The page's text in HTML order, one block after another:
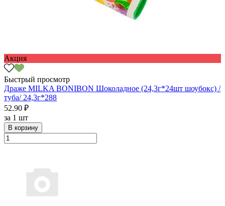
Акция
Быстрый просмотр
Драже MILKA BONIBON Шоколадное (24,3г*24шт шоубокс) /
туба/ 24,3г*288
52.90 ₽
за 1 шт
В корзину